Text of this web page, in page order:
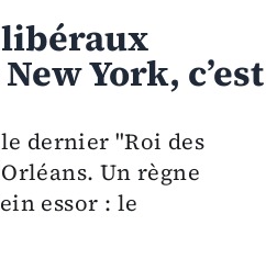
libéraux
York, c’est
dernier "Roi des
Un règne
essor : le